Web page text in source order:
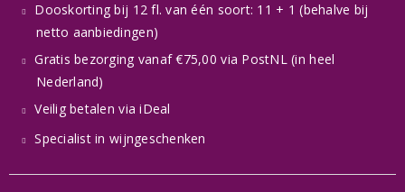
Dooskorting bij 12 fl. van één soort: 11 + 1 (behalve bij
netto aanbiedingen)
Gratis bezorging vanaf €75,00 via PostNL (in heel
Nederland)
Veilig betalen via iDeal
Specialist in wijngeschenken